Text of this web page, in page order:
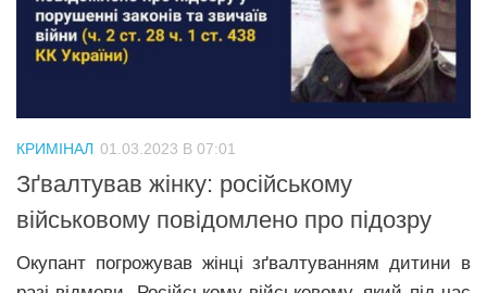
КРИМІНАЛ 01.03.2023 В 07:01
Зґвалтував жінку: російському
військовому повідомлено про підозру
Окупант погрожував жінці зґвалтуванням дитини в